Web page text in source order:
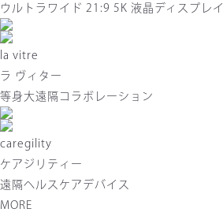
ウルトラワイド 21:9 5K 液晶ディスプレイ
la vitre
ラ ヴィター
等身大遠隔コラボレーション
caregility
ケアジリティー
遠隔ヘルスケアデバイス
MORE